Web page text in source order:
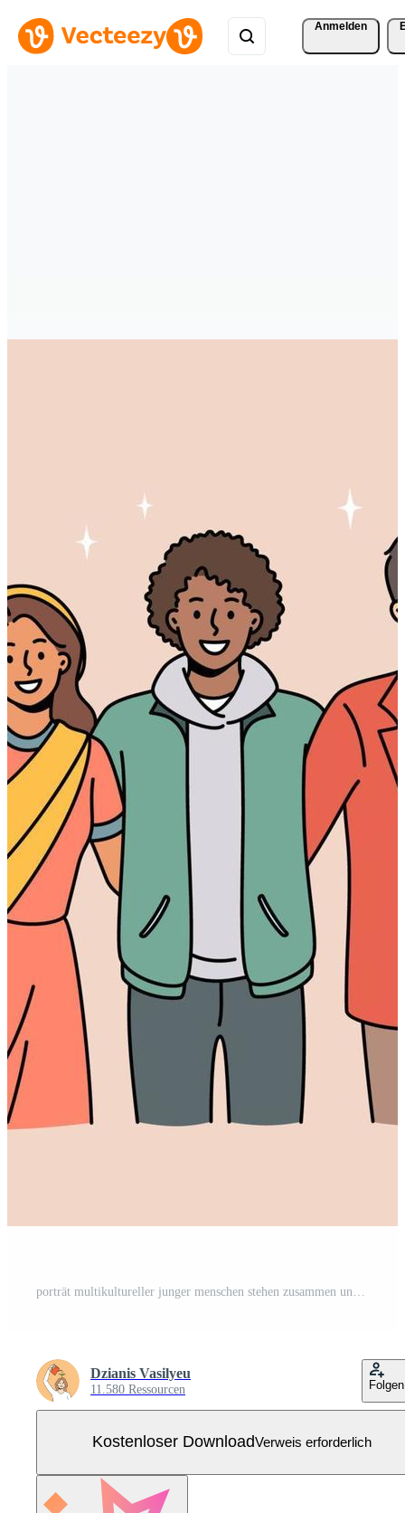
Anmelden
Dzianis Vasilyeu
11.580 Ressourcen Folgen
Kostenloser DownloadVerweis erforderlich